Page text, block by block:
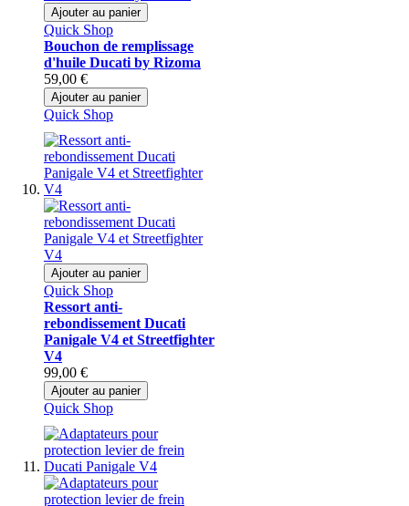
Ajouter au panier
Quick Shop
Bouchon de remplissage
d'huile Ducati by Rizoma
59,00 €
Ajouter au panier
Quick Shop
Ajouter au panier
Quick Shop
Ressort anti-
rebondissement Ducati
Panigale V4 et Streetfighter
V4
99,00 €
Ajouter au panier
Quick Shop